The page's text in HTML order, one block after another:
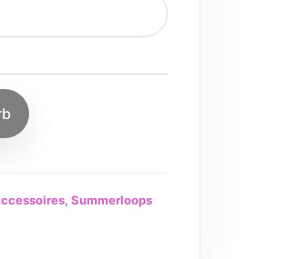
,Summerloops